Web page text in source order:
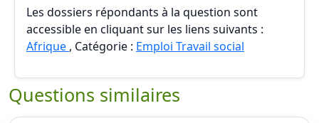
Les dossiers répondants à la question sont
accessible en cliquant sur les liens suivants :
Afrique , Catégorie : Emploi Travail social
Questions similaires